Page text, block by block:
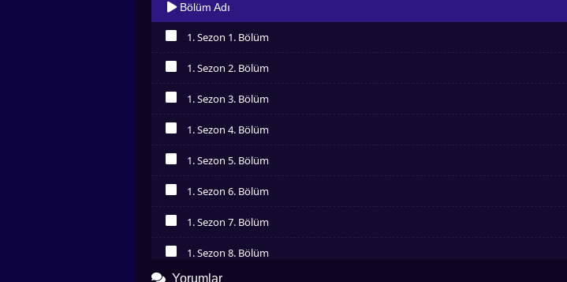
Bölüm Adı
1. Sezon 1. Bölüm
1. Sezon 2. Bölüm
1. Sezon 3. Bölüm
1. Sezon 4. Bölüm
1. Sezon 5. Bölüm
1. Sezon 6. Bölüm
1. Sezon 7. Bölüm
İzledim
1. Sezon 8. Bölüm
Yorumlar